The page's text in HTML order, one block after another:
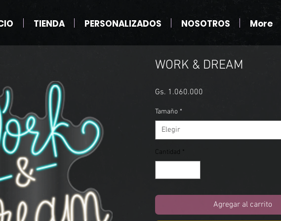
TIENDA PERSONALIZADOS NOSOTROS More
WORK & DREAM
Gs. 1.060.000
Tamaño *
Elegir
Cantidad *
Agregar al carrito